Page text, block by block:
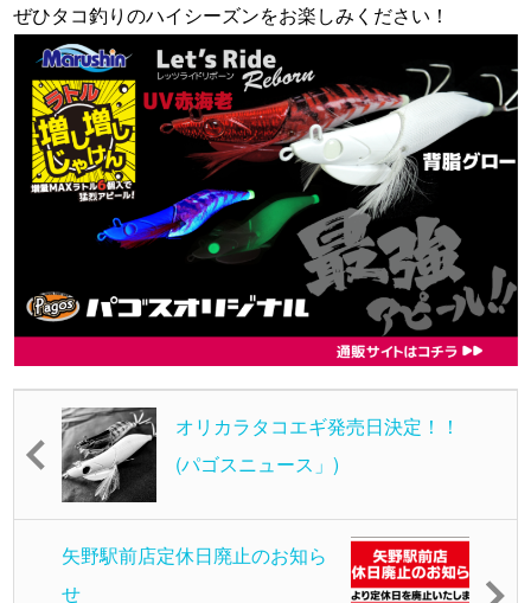
ぜひタコ釣りのハイシーズンをお楽しみください！
オリカラタコエギ発売日決定！！
(パゴスニュース」)
矢野駅前店定休日廃止のお知ら
せ